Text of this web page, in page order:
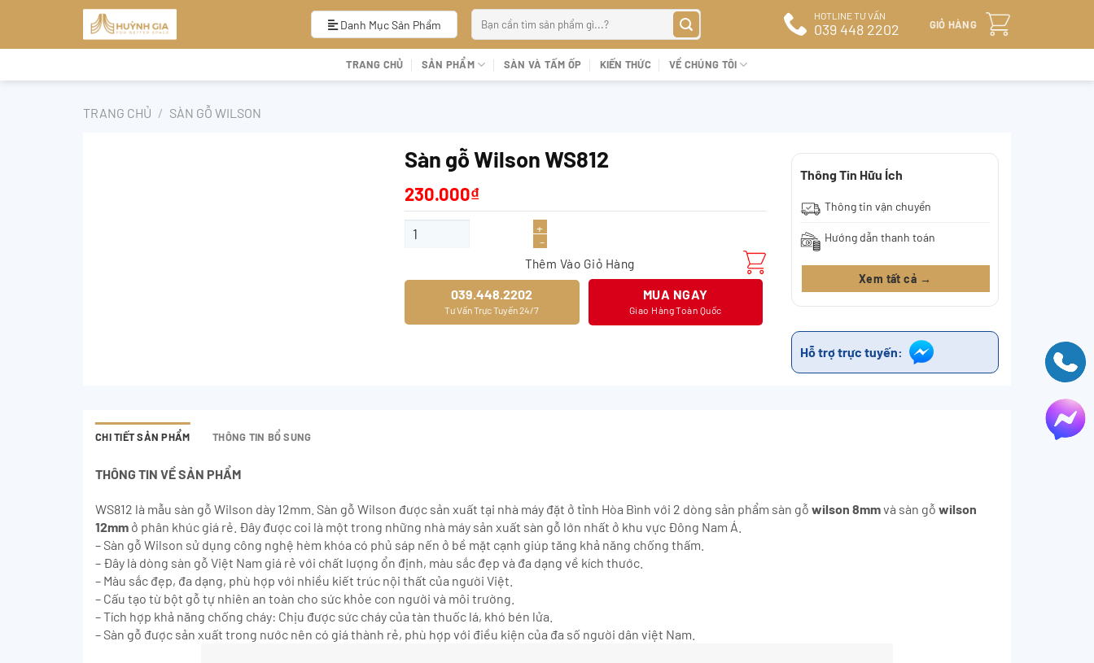
Danh Mục Sản Phẩm
kiếm:
HOTLINE TƯ VẤN
039 448 2202 GIỎ HÀNG
TRANG CHỦ SẢN PHẨM SÀN VÀ TẤM ỐP KIẾN THỨC VỀ CHÚNG TÔI
TRANG CHỦ / SÀN GỖ WILSON
Sàn gỗ Wilson WS812
230.000₫
Sàn gỗ Wilson WS812 số lượng
Thêm Vào Giỏ Hàng
039.448.2202
Tư Vấn Trực Tuyến 24/7
MUA NGAY
Giao Hàng Toàn Quốc
Thông Tin Hữu Ích
Thông tin vận chuyển
Hướng dẫn thanh toán
Xem tất cả →
Hỗ trợ trực tuyến:
CHI TIẾT SẢN PHẨM THÔNG TIN BỔ SUNG
THÔNG TIN VỀ SẢN PHẨM
WS812 là mẫu sàn gỗ Wilson dày 12mm. Sàn gỗ Wilson được sản xuất tại nhà máy đặt ở tỉnh Hòa Bình với 2 dòng sản phẩm sàn gỗ wilson 8mmvà sàn gỗ wilson
12mm ở phân khúc giá rẻ. Đây được coi là một trong những nhà máy sản xuất sàn gỗ lớn nhất ở khu vực Đông Nam Á.
– Sàn gỗ Wilson sử dụng công nghệ hèm khóa có phủ sáp nến ở bề mặt cạnh giúp tăng khả năng chống thấm.
– Đây là dòng sàn gỗ Việt Nam giá rẻ với chất lượng ổn định, màu sắc đẹp và đa dạng về kích thước.
– Màu sắc đẹp, đa dạng, phù hợp với nhiều kiết trúc nội thất của người Việt.
– Cấu tạo từ bột gỗ tự nhiên an toàn cho sức khỏe con người và môi trường.
– Tích hợp khả năng chống cháy: Chịu được sức cháy của tàn thuốc lá, khó bén lửa.
– Sàn gỗ được sản xuất trong nước nên có giá thành rẻ, phù hợp với điều kiện của đa số người dân việt Nam.